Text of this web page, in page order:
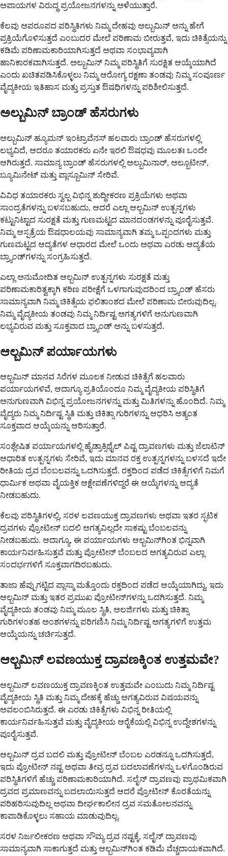
ಅಪಾಯಗಳ ವಿರುದ್ಧ ಪ್ರಯೋಜನಗಳನ್ನು ಅಳೆಯುತ್ತಾರೆ.
ಕೆಲವು ಅಪರೂಪದ ಪರಿಸ್ಥಿತಿಗಳು ನಿಮ್ಮ ದೇಹವು ಅಲ್ಬುಮಿನ್ ಅನ್ನು ಹೇಗೆ
ಪ್ರಕ್ರಿಯೆಗೊಳಿಸುತ್ತದೆ ಎಂಬುದರ ಮೇಲೆ ಪರಿಣಾಮ ಬೀರುತ್ತವೆ, ಇದು ಚಿಕಿತ್ಸೆಯನ್ನು
ಕಡಿಮೆ ಪರಿಣಾಮಕಾರಿಯಾಗಿಸುತ್ತದೆ ಅಥವಾ ಸಂಭಾವ್ಯವಾಗಿ
ಹಾನಿಕಾರಕವಾಗಿಸುತ್ತದೆ. ಅಲ್ಬುಮಿನ್ ನಿಮ್ಮ ಪರಿಸ್ಥಿತಿಗೆ ಸುರಕ್ಷಿತ ಆಯ್ಕೆಯಾಗಿದೆ
ಎಂದು ಖಚಿತಪಡಿಸಿಕೊಳ್ಳಲು ನಿಮ್ಮ ಆರೋಗ್ಯ ರಕ್ಷಣಾ ತಂಡವು ನಿಮ್ಮ ಸಂಪೂರ್ಣ
ವೈದ್ಯಕೀಯ ಇತಿಹಾಸ ಮತ್ತು ಪ್ರಸ್ತುತ ಔಷಧಿಗಳನ್ನು ಪರಿಶೀಲಿಸುತ್ತದೆ.
ಅಲ್ಬುಮಿನ್ ಬ್ರಾಂಡ್ ಹೆಸರುಗಳು
ಅಲ್ಬುಮಿನ್ ಹ್ಯೂಮನ್ ಇಂಟ್ರಾವೆನಸ್ ಹಲವಾರು ಬ್ರಾಂಡ್ ಹೆಸರುಗಳಲ್ಲಿ
ಲಭ್ಯವಿದೆ, ಆದರೂ ತಯಾರಕರು ಏನೇ ಇರಲಿ ಔಷಧವು ಮೂಲತಃ ಒಂದೇ
ಆಗಿರುತ್ತದೆ. ಸಾಮಾನ್ಯ ಬ್ರಾಂಡ್ ಹೆಸರುಗಳಲ್ಲಿ ಅಲ್ಬುಮಿನಾರ್, ಅಲ್ಬೂಟೀನ್,
ಬ್ಯೂಮಿನೇಟ್ ಮತ್ತು ಪ್ಲಾಸ್ಬೂಮಿನ್ ಸೇರಿವೆ.
ವಿವಿಧ ತಯಾರಕರು ಸ್ವಲ್ಪ ವಿಭಿನ್ನ ಶುದ್ಧೀಕರಣ ಪ್ರಕ್ರಿಯೆಗಳು ಅಥವಾ
ಸಾಂದ್ರತೆಗಳನ್ನು ಬಳಸಬಹುದು, ಆದರೆ ಎಲ್ಲಾ ಆಲ್ಬಮಿನ್ ಉತ್ಪನ್ನಗಳು
ಕಟ್ಟುನಿಟ್ಟಾದ ಸುರಕ್ಷತೆ ಮತ್ತು ಗುಣಮಟ್ಟದ ಮಾನದಂಡಗಳನ್ನು ಪೂರೈಸುತ್ತವೆ.
ನಿಮ್ಮ ಆಸ್ಪತ್ರೆಯ ಔಷಧಾಲಯವು ಸಾಮಾನ್ಯವಾಗಿ ತಮ್ಮ ಒಪ್ಪಂದಗಳು ಮತ್ತು
ಗುಣಮಟ್ಟದ ಆದ್ಯತೆಗಳ ಆಧಾರದ ಮೇಲೆ ಒಂದು ಅಥವಾ ಎರಡು ಆದ್ಯತೆಯ
ಬ್ರ್ಯಾಂಡ್‌ಗಳನ್ನು ಸಂಗ್ರಹಿಸುತ್ತದೆ.
ಎಲ್ಲಾ ಅನುಮೋದಿತ ಆಲ್ಬಮಿನ್ ಉತ್ಪನ್ನಗಳು ಸುರಕ್ಷತೆ ಮತ್ತು
ಪರಿಣಾಮಕಾರಿತ್ವಕ್ಕಾಗಿ ಕಠಿಣ ಪರೀಕ್ಷೆಗೆ ಒಳಗಾಗುವುದರಿಂದ ಬ್ರ್ಯಾಂಡ್ ಹೆಸರು
ಸಾಮಾನ್ಯವಾಗಿ ನಿಮ್ಮ ಚಿಕಿತ್ಸೆಯ ಫಲಿತಾಂಶದ ಮೇಲೆ ಪರಿಣಾಮ ಬೀರುವುದಿಲ್ಲ.
ನಿಮ್ಮ ವೈದ್ಯಕೀಯ ತಂಡವು ನಿಮ್ಮ ನಿರ್ದಿಷ್ಟ ಅಗತ್ಯಗಳಿಗೆ ಅನುಗುಣವಾಗಿ
ಲಭ್ಯವಿರುವ ಮತ್ತು ಸೂಕ್ತವಾದ ಬ್ರ್ಯಾಂಡ್ ಅನ್ನು ಬಳಸುತ್ತದೆ.
ಆಲ್ಬಮಿನ್ ಪರ್ಯಾಯಗಳು
ಆಲ್ಬಮಿನ್ ಮಾನವ ಸಿರೆಗಳ ಮೂಲಕ ನೀಡುವ ಚಿಕಿತ್ಸೆಗೆ ಹಲವಾರು
ಪರ್ಯಾಯಗಳಿವೆ, ಆದಾಗ್ಯೂ ಪ್ರತಿಯೊಂದೂ ನಿಮ್ಮ ವೈದ್ಯಕೀಯ ಪರಿಸ್ಥಿತಿಗೆ
ಅನುಗುಣವಾಗಿ ವಿಭಿನ್ನ ಪ್ರಯೋಜನಗಳನ್ನು ಮತ್ತು ಮಿತಿಗಳನ್ನು ಹೊಂದಿದೆ. ನಿಮ್ಮ
ವೈದ್ಯರು ನಿಮ್ಮ ನಿರ್ದಿಷ್ಟ ಸ್ಥಿತಿ ಮತ್ತು ಚಿಕಿತ್ಸಾ ಗುರಿಗಳನ್ನು ಆಧರಿಸಿ ಅತ್ಯಂತ
ಸೂಕ್ತವಾದ ಆಯ್ಕೆಯನ್ನು ಆರಿಸುತ್ತಾರೆ.
ಸಂಶ್ಲೇಷಿತ ಪರ್ಯಾಯಗಳಲ್ಲಿ ಹೈಡ್ರಾಕ್ಸಿಥೈಲ್ ಪಿಷ್ಟ ದ್ರಾವಣಗಳು ಮತ್ತು ಜೆಲಾಟಿನ್
ಆಧಾರಿತ ಉತ್ಪನ್ನಗಳು ಸೇರಿವೆ, ಇದು ಮಾನವ ರಕ್ತ ಉತ್ಪನ್ನಗಳನ್ನು ಬಳಸದೆ ಇದೇ
ರೀತಿಯ ದ್ರವ ಬೆಂಬಲವನ್ನು ಒದಗಿಸುತ್ತದೆ. ರಕ್ತದಿಂದ ಪಡೆದ ಚಿಕಿತ್ಸೆಗಳಿಗೆ ನಿಮಗೆ
ಧಾರ್ಮಿಕ ಅಥವಾ ವೈಯಕ್ತಿಕ ಆಕ್ಷೇಪಣೆಗಳಿದ್ದರೆ ಈ ಆಯ್ಕೆಗಳನ್ನು ಆದ್ಯತೆ
ನೀಡಬಹುದು.
ಕೆಲವು ಪರಿಸ್ಥಿತಿಗಳಲ್ಲಿ, ಸರಳ ಲವಣಯುಕ್ತ ದ್ರಾವಣಗಳು ಅಥವಾ ಇತರ ಸ್ಫಟಿಕ
ದ್ರವಗಳು ಪ್ರೋಟೀನ್ ಬದಲಿ ಅಗತ್ಯವಿಲ್ಲದೇ ಸಾಕಷ್ಟು ಬೆಂಬಲವನ್ನು
ನೀಡಬಹುದು. ಆದಾಗ್ಯೂ, ಈ ಪರ್ಯಾಯಗಳು ಆಲ್ಬಮಿನ್‌ಗಿಂತ ಭಿನ್ನವಾಗಿ
ಕಾರ್ಯನಿರ್ವಹಿಸುತ್ತವೆ ಮತ್ತು ಪ್ರೋಟೀನ್ ಬೆಂಬಲದ ಅಗತ್ಯವಿರುವ ಎಲ್ಲಾ
ಸಂದರ್ಭಗಳಿಗೆ ಸೂಕ್ತವಾಗದಿರಬಹುದು.
ತಾಜಾ ಹೆಪ್ಪುಗಟ್ಟಿದ ಪ್ಲಾಸ್ಮಾ ಮತ್ತೊಂದು ರಕ್ತದಿಂದ ಪಡೆದ ಆಯ್ಕೆಯಾಗಿದ್ದು, ಇದು
ಆಲ್ಬಮಿನ್ ಮತ್ತು ಇತರ ಪ್ರಮುಖ ಪ್ರೋಟೀನ್‌ಗಳನ್ನು ಒದಗಿಸುತ್ತದೆ. ನಿಮ್ಮ
ವೈದ್ಯಕೀಯ ತಂಡವು ನಿಮ್ಮ ಮೂಲ ಸ್ಥಿತಿ, ಅಲರ್ಜಿಗಳು ಮತ್ತು ಚಿಕಿತ್ಸಾ
ಗುರಿಗಳಂತಹ ಅಂಶಗಳನ್ನು ಪರಿಗಣಿಸಿ ನಿಮ್ಮ ನಿರ್ದಿಷ್ಟ ಅಗತ್ಯಗಳಿಗೆ ಉತ್ತಮ
ಆಯ್ಕೆಯನ್ನು ಚರ್ಚಿಸುತ್ತದೆ.
ಆಲ್ಬಮಿನ್ ಲವಣಯುಕ್ತ ದ್ರಾವಣಕ್ಕಿಂತ ಉತ್ತಮವೇ?
ಆಲ್ಬಮಿನ್ ಲವಣಯುಕ್ತ ದ್ರಾವಣಕ್ಕಿಂತ ಉತ್ತಮವೇ ಎಂಬುದು ನಿಮ್ಮ ನಿರ್ದಿಷ್ಟ
ವೈದ್ಯಕೀಯ ಸ್ಥಿತಿ ಮತ್ತು ನಿಮ್ಮ ದೇಹಕ್ಕೆ ಹೆಚ್ಚು ಅಗತ್ಯವಿರುವ ವಿಷಯವನ್ನು
ಅವಲಂಬಿಸಿರುತ್ತದೆ. ಈ ಎರಡು ಚಿಕಿತ್ಸೆಗಳು ವಿಭಿನ್ನ ರೀತಿಯಲ್ಲಿ
ಕಾರ್ಯನಿರ್ವಹಿಸುತ್ತವೆ ಮತ್ತು ವೈದ್ಯಕೀಯ ಆರೈಕೆಯಲ್ಲಿ ವಿಭಿನ್ನ ಉದ್ದೇಶಗಳನ್ನು
ಪೂರೈಸುತ್ತವೆ.
ಆಲ್ಬಮಿನ್ ದ್ರವ ಬದಲಿ ಮತ್ತು ಪ್ರೋಟೀನ್ ಬೆಂಬಲ ಎರಡನ್ನೂ ಒದಗಿಸುತ್ತದೆ,
ಇದು ಪ್ರೋಟೀನ್ ನಷ್ಟ ಅಥವಾ ತೀವ್ರ ದ್ರವ ಬದಲಾವಣೆಗಳನ್ನು ಒಳಗೊಂಡಿರುವ
ಪರಿಸ್ಥಿತಿಗಳಿಗೆ ಹೆಚ್ಚು ಪರಿಣಾಮಕಾರಿಯಾಗಿದೆ. ಸಲೈನ್ ದ್ರಾವಣವು ಪ್ರಾಥಮಿಕವಾಗಿ
ದ್ರವದ ಪ್ರಮಾಣವನ್ನು ಬದಲಾಯಿಸುತ್ತದೆ ಆದರೆ ಪ್ರೋಟೀನ್ ಕೊರತೆಯನ್ನು
ಪರಿಹರಿಸುವುದಿಲ್ಲ ಅಥವಾ ದೀರ್ಘಕಾಲೀನ ದ್ರವ ಸಮತೋಲನವನ್ನು
ಕಾಪಾಡಿಕೊಳ್ಳಲು ಸಹಾಯ ಮಾಡುವುದಿಲ್ಲ.
ಸರಳ ನಿರ್ಜಲೀಕರಣ ಅಥವಾ ಸೌಮ್ಯ ದ್ರವ ನಷ್ಟಕ್ಕೆ, ಸಲೈನ್ ದ್ರಾವಣವು
ಸಾಮಾನ್ಯವಾಗಿ ಸಾಕಾಗುತ್ತದೆ ಮತ್ತು ಆಲ್ಬಮಿನ್‌ಗಿಂತ ಕಡಿಮೆ ವೆಚ್ಚದಾಯಕವಾಗಿದೆ.